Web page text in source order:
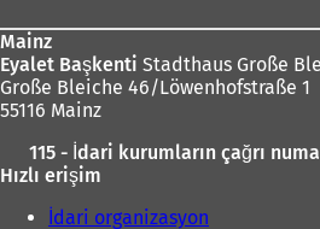
Mainz
Eyalet Başkenti Stadthaus Große
Große Bleiche 46/Löwenhofstraße 1
55116 Mainz
115 - İdari kurumların çağrı
Hızlı erişim
İdari organizasyon